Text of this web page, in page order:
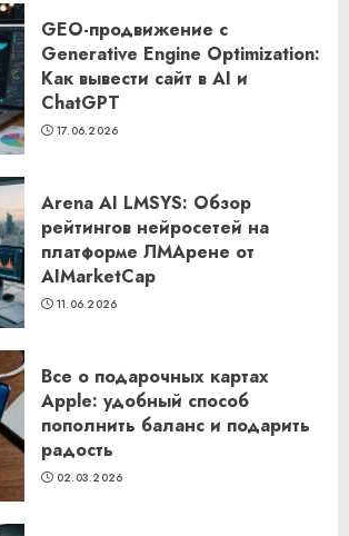
GEO-продвижение с
Generative Engine Optimization:
Как вывести сайт в AI и
ChatGPT
17.06.2026
Arena AI LMSYS: Обзор
рейтингов нейросетей на
платформе ЛМАрене от
AIMarketCap
11.06.2026
Все о подарочных картах
Apple: удобный способ
пополнить баланс и подарить
радость
02.03.2026